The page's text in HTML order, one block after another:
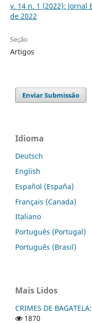
v. 14 n. 1 (2022): Jornal
de 2022
Seção
Artigos
Enviar Submissão
Idioma
Deutsch
English
Español (España)
Français (Canada)
Italiano
Português (Portugal)
Português (Brasil)
Mais Lidos
CRIMES DE BAGATELA:
1870